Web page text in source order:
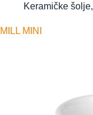
Keramičke šolje,
MILL MINI